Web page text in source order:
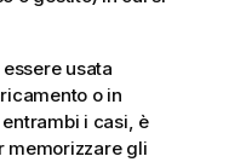
essere usata
o in
i casi, è
memorizzare gli